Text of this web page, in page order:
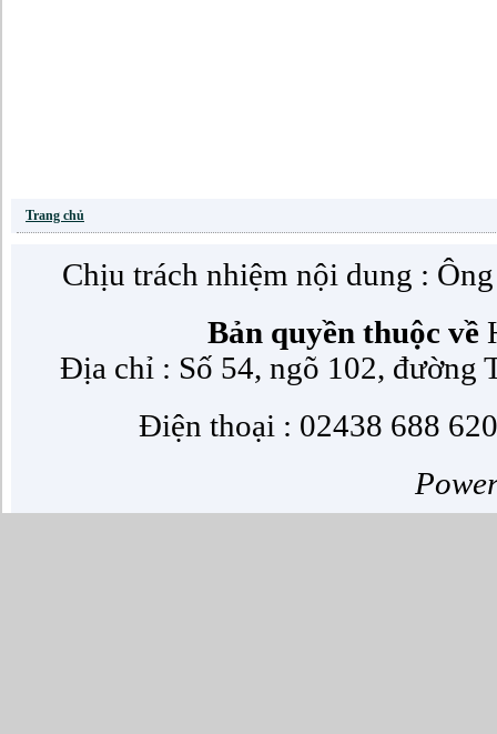
Trang chủ
Chịu trách nhiệm nội dung :
Bản quyền thuộc về
Địa chỉ : Số 54, ngõ 102, đường
Điện thoại : 02438 688